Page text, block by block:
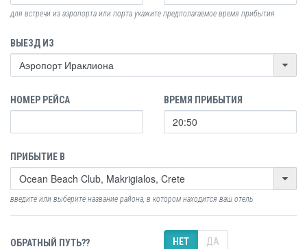
для встречи из аэропорта или порта укажите предполагаемое время прибытия
ВЫЕЗД ИЗ
НОМЕР РЕЙСА ВРЕМЯ ПРИБЫТИЯ
ПРИБЫТИЕ В
введите или выберите название района, в котором находится ваш отель
ОБРАТНЫЙ ПУТЬ?? НЕТ ДА